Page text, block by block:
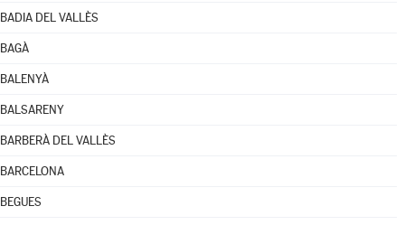
BADIA DEL VALLÈS
BAGÀ
BALENYÀ
BALSARENY
BARBERÀ DEL VALLÈS
BARCELONA
BEGUES